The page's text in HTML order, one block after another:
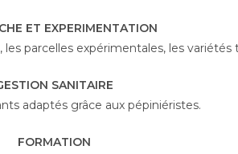
ET EXPERIMENTATION
parcelles expérimentales, les variétés
SANITAIRE
adaptés grâce aux pépiniéristes.
FORMATION